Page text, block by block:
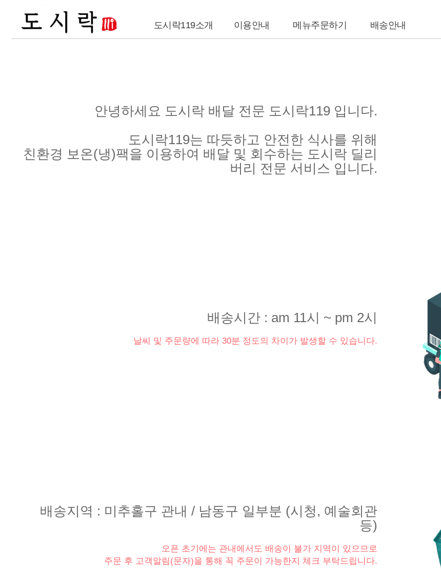
도시락119소개 이용안내 메뉴주문하기 배송안내
안녕하세요 도시락 배달 전문 도시락119 입니다.
도시락119는 따듯하고 안전한 식사를 위해
친환경 보온(냉)팩을 이용하여 배달 및 회수하는 도시락 딜리
버리 전문 서비스 입니다.
배송시간 : am 11시 ~ pm 2시
날씨 및 주문량에 따라 30분 정도의 차이가 발생할 수 있습니다.
배송지역 : 미추홀구 관내 / 남동구 일부분 (시청, 예술회관
등)
오픈 초기에는 관내에서도 배송이 불가 지역이 있으므로
주문 후 고객알림(문자)을 통해 꼭 주문이 가능한지 체크 부탁드립니다.